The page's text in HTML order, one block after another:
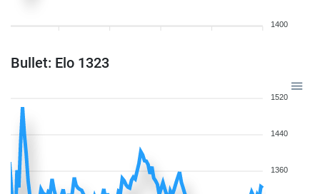
1400
Bullet: Elo 1323
1520
1440
1360